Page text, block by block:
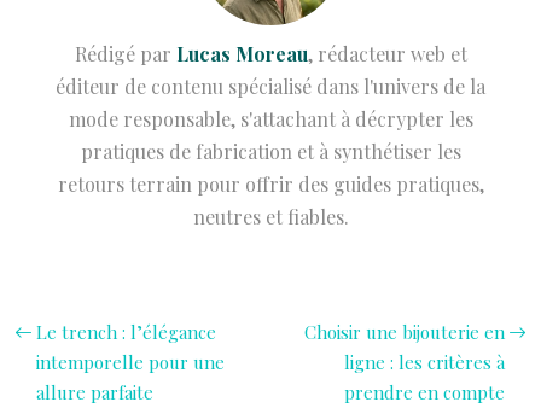
Rédigé par Lucas Moreau, rédacteur web et
éditeur de contenu spécialisé dans l'univers de la
mode responsable, s'attachant à décrypter les
pratiques de fabrication et à synthétiser les
retours terrain pour offrir des guides pratiques,
neutres et fiables.
Le trench : l’élégance
intemporelle pour une
allure parfaite
Choisir une bijouterie en
ligne : les critères à
prendre en compte